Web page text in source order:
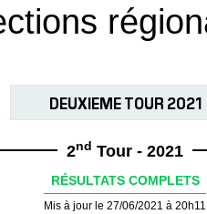
DEUXIEME TOUR 2021
2nd Tour - 2021
RÉSULTATS COMPLETS
Mis à jour le 27/06/2021 à 20h11